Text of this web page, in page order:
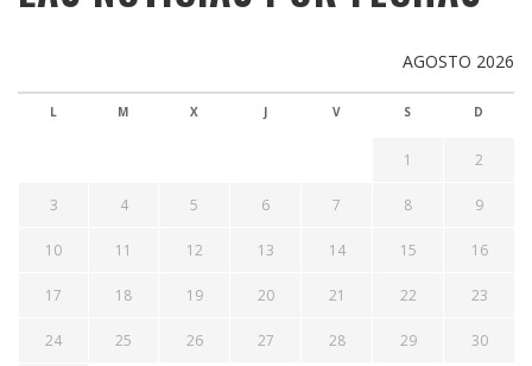
AGOSTO 2026
L M X J V S D
1 2
3 4 5 6 7 8 9
10 11 12 13 14 15 16
17 18 19 20 21 22 23
24 25 26 27 28 29 30